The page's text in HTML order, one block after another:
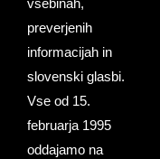
vsebinah,
preverjenih
informacijah in
slovenski glasbi.
Vse od 15.
februarja 1995
oddajamo na